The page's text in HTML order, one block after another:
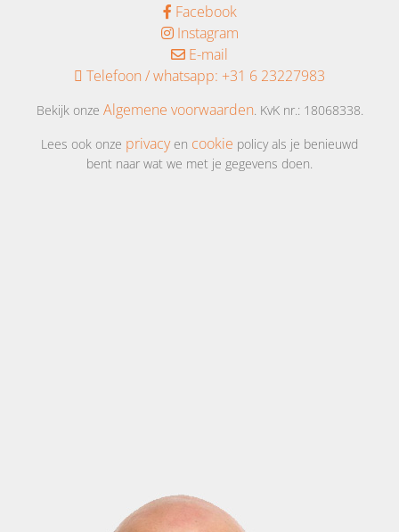
Facebook
Instagram
E-mail
Telefoon / whatsapp: +31 6 23227983
Bekijk onze Algemene voorwaarden . KvK nr.: 18068338.
Lees ook onze privacyen cookie policy als je benieuwd
bent naar wat we met je gegevens doen.